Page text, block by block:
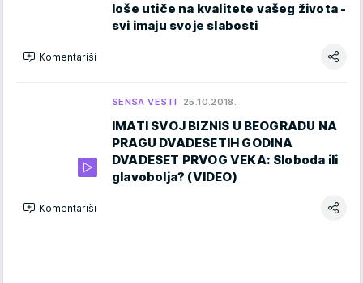
loše utiče na kvalitete vašeg života -
svi imaju svoje slabosti
Komentariši
SENSA VESTI 25.10.2018.
IMATI SVOJ BIZNIS U BEOGRADU NA
PRAGU DVADESETIH GODINA
DVADESET PRVOG VEKA: Sloboda ili
glavobolja? (VIDEO)
Komentariši